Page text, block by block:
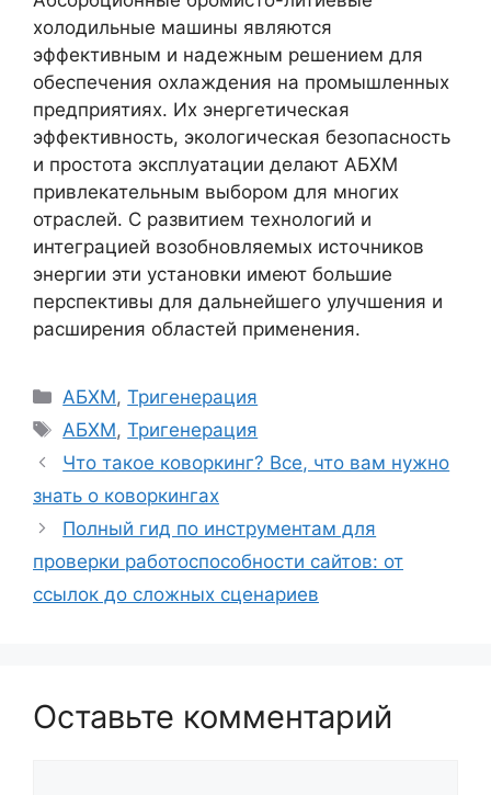
холодильные машины являются
эффективным и надежным решением для
обеспечения охлаждения на промышленных
предприятиях. Их энергетическая
эффективность, экологическая безопасность
и простота эксплуатации делают АБХМ
привлекательным выбором для многих
отраслей. С развитием технологий и
интеграцией возобновляемых источников
энергии эти установки имеют большие
перспективы для дальнейшего улучшения и
расширения областей применения.
Рубрики
АБХМ,Тригенерация
Метки
АБХМ,Тригенерация
Навигация
Что такое коворкинг? Все, что вам нужно
знать о коворкингах
Полный гид по инструментам для
проверки работоспособности сайтов: от
ссылок до сложных сценариев
Оставьте комментарий